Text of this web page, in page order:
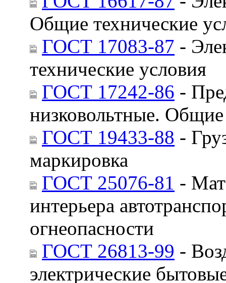
Общие технические
ГОСТ 17083-87 -
технические условия
ГОСТ 17242-86 -
низковольтные. Общие
ГОСТ 19433-88 -
маркировка
ГОСТ 25076-81 -
интерьера
огнеопасности
ГОСТ 26813-99 -
электрические